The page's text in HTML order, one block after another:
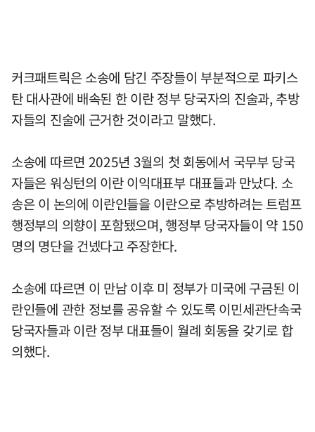
커크패트릭은 소송에 담긴 주장들이 부분적으로 파키스
탄 대사관에 배속된 한 이란 정부 당국자의 진술과, 추방
자들의 진술에 근거한 것이라고 말했다.
소송에 따르면 2025년 3월의 첫 회동에서 국무부 당국
자들은 워싱턴의 이란 이익대표부 대표들과 만났다. 소
송은 이 논의에 이란인들을 이란으로 추방하려는 트럼프
행정부의 의향이 포함됐으며, 행정부 당국자들이 약 150
명의 명단을 건넸다고 주장한다.
소송에 따르면 이 만남 이후 미 정부가 미국에 구금된 이
란인들에 관한 정보를 공유할 수 있도록 이민세관단속국
당국자들과 이란 정부 대표들이 월례 회동을 갖기로 합
의했다.